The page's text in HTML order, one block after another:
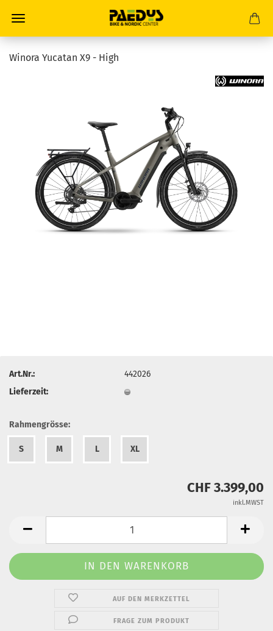
Winora Yucatan X9 - High
Art.Nr.:
442026
Lieferzeit:
Rahmengrösse:
S M L XL
CHF 3.399,00
inkl.MWST
AUF DEN MERKZETTEL
FRAGE ZUM PRODUKT